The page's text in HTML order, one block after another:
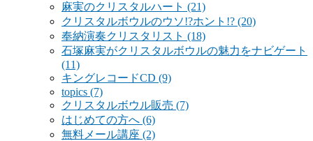
麻実のクリスタルハート (21)
クリスタルボウルのウソ!?ホント!? (20)
奉納演奏クリスタリスト (18)
石塚麻実がクリスタルボウルの魅力をナビゲート
(11)
キングレコードCD (9)
topics (7)
クリスタルボウル販売 (7)
はじめての方へ (6)
無料メール講座 (2)